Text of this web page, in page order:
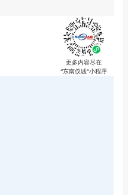
更多内容尽在
“东南仪诚“小程序